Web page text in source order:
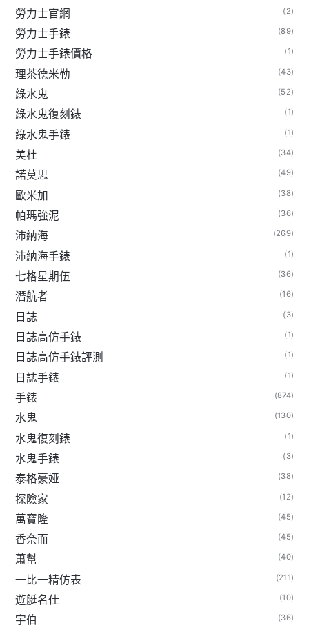
勞力士官網 (2)
勞力士手錶 (89)
勞力士手錶價格 (1)
理茶德米勒 (43)
綠水鬼 (52)
綠水鬼復刻錶 (1)
綠水鬼手錶 (1)
美杜 (34)
諾莫思 (49)
歐米加 (38)
帕瑪強泥 (36)
沛納海 (269)
沛納海手錶 (1)
七格星期伍 (36)
潛航者 (16)
日誌 (3)
日誌高仿手錶 (1)
日誌高仿手錶評測 (1)
日誌手錶 (1)
手錶 (874)
水鬼 (130)
水鬼復刻錶 (1)
水鬼手錶 (3)
泰格豪娅 (38)
探險家 (12)
萬寶隆 (45)
香奈而 (45)
蕭幫 (40)
一比一精仿表 (211)
遊艇名仕 (10)
宇伯 (36)